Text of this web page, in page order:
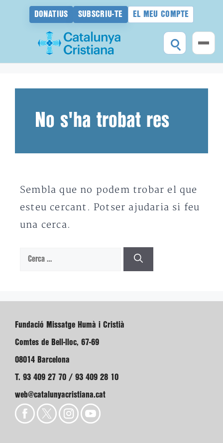
DONATIUS SUBSCRIU-TE EL MEU COMPTE
No s'ha trobat res
Sembla que no podem trobar el que
esteu cercant. Potser ajudaria si feu
una cerca.
Cerca:
Fundació Missatge Humà i Cristià
Comtes de Bell-lloc, 67-69
08014 Barcelona
T. 93 409 27 70 / 93 409 28 10
web@catalunyacristiana.cat